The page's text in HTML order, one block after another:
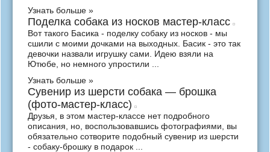
Узнать больше »
Поделка собака из носков мастер-класс
Вот такого Басика - поделку собаку из носков - мы
сшили с моими дочками на выходных. Басик - это так
девочки назвали игрушку сами. Идею взяли на
Ютюбе, но немного упростили ...
Узнать больше »
Сувенир из шерсти собака — брошка
(фото-мастер-класс)
Друзья, в этом мастер-классе нет подробного
описания, но, воспользовавшись фотографиями, вы
обязательно сотворите подобный сувенир из шерсти
- собаку-брошку в подарок ...